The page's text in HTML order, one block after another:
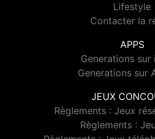
Lifestyle
Contacter la
APPS
Generations sur
Generations sur
JEUX
Règlements : Jeux
Règlements :